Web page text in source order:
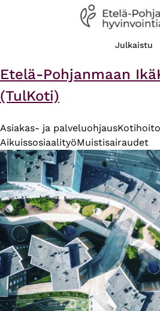
Julkaistu
Etelä-Pohjanmaan
(TulKoti)
Asiakas- ja palveluohjausKotihoito
AikuissosiaalityöMuistisairaudet